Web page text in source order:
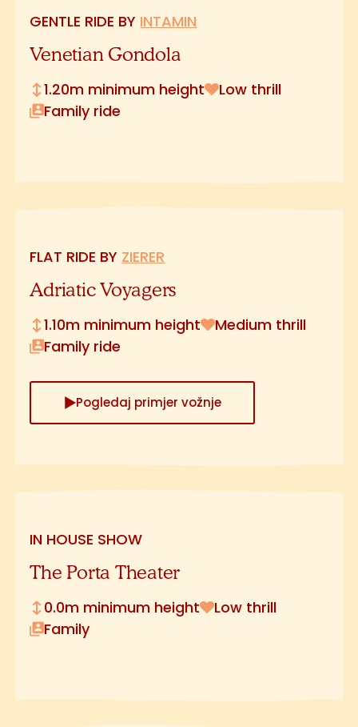
GENTLE RIDE BY INTAMIN
Venetian Gondola
1.20m minimum height
Low thrill
Family ride
FLAT RIDE BY ZIERER
Adriatic Voyagers
1.10m minimum height
Medium thrill
Family ride
Pogledaj primjer vožnje
IN HOUSE SHOW
The Porta Theater
0.0m minimum height
Low thrill
Family